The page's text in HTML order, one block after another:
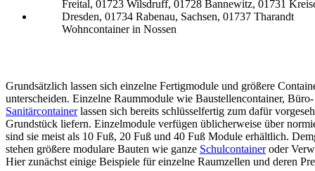
Wohncontainer in Nossen
Grundsätzlich lassen sich einzelne Fertigmodule und größere
unterscheiden. Einzelne Raummodule wie Baustellencontainer,
Sanitärcontainerlassen sich bereits schlüsselfertig zum dafür
Grundstück liefern. Einzelmodule verfügen üblicherweise über
sind sie meist als 10 Fuß, 20 Fuß und 40 Fuß Module erhältlich.
stehen größere modulare Bauten wie ganze Schulcontaineroder
Hier zunächst einige Beispiele für einzelne Raumzellen und deren